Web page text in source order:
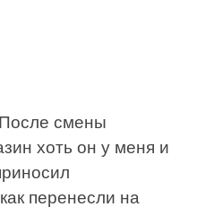
смены
хоть он у меня и
перенесли на